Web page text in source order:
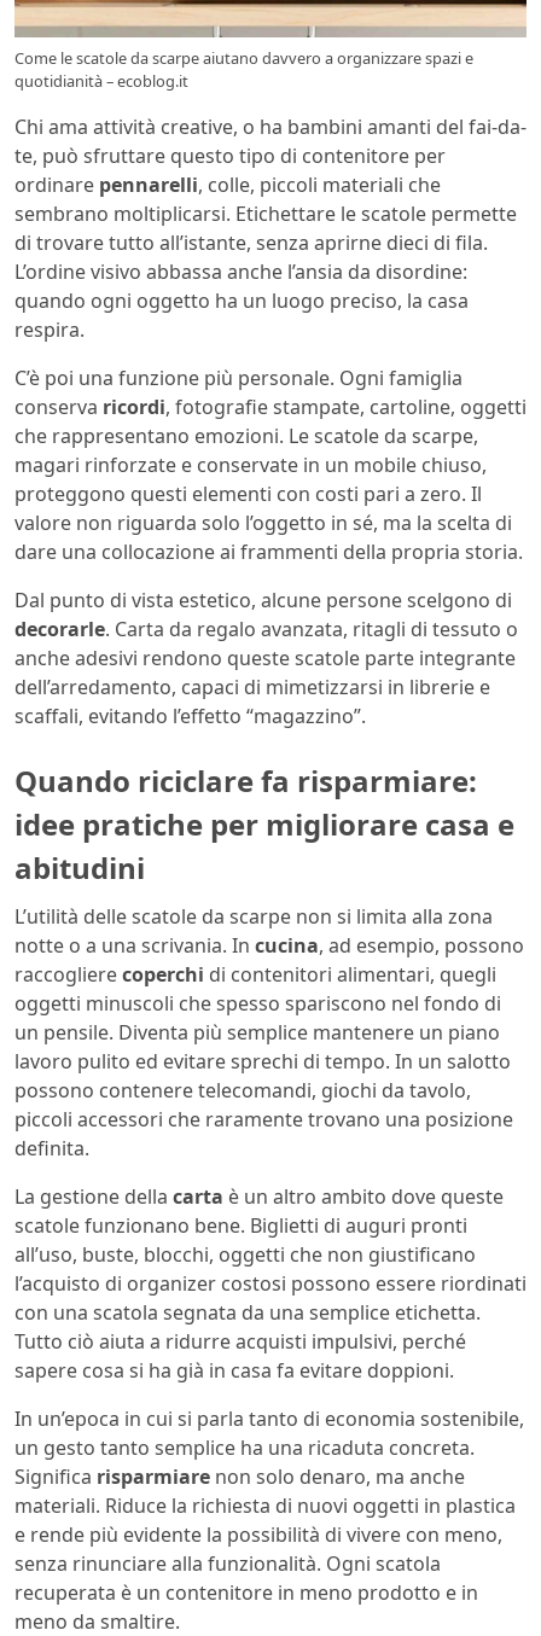
Come le scatole da scarpe aiutano davvero a organizzare spazi e
quotidianità – ecoblog.it
Chi ama attività creative, o ha bambini amanti del fai-da-
te, può sfruttare questo tipo di contenitore per
ordinare pennarelli, colle, piccoli materiali che
sembrano moltiplicarsi. Etichettare le scatole permette
di trovare tutto all’istante, senza aprirne dieci di fila.
L’ordine visivo abbassa anche l’ansia da disordine:
quando ogni oggetto ha un luogo preciso, la casa
respira.
C’è poi una funzione più personale. Ogni famiglia
conserva ricordi, fotografie stampate, cartoline, oggetti
che rappresentano emozioni. Le scatole da scarpe,
magari rinforzate e conservate in un mobile chiuso,
proteggono questi elementi con costi pari a zero. Il
valore non riguarda solo l’oggetto in sé, ma la scelta di
dare una collocazione ai frammenti della propria storia.
Dal punto di vista estetico, alcune persone scelgono di
decorarle. Carta da regalo avanzata, ritagli di tessuto o
anche adesivi rendono queste scatole parte integrante
dell’arredamento, capaci di mimetizzarsi in librerie e
scaffali, evitando l’effetto “magazzino”.
Quando riciclare fa risparmiare:
idee pratiche per migliorare casa e
abitudini
L’utilità delle scatole da scarpe non si limita alla zona
notte o a una scrivania. In cucina, ad esempio, possono
raccoglierecoperchi di contenitori alimentari, quegli
oggetti minuscoli che spesso spariscono nel fondo di
un pensile. Diventa più semplice mantenere un piano
lavoro pulito ed evitare sprechi di tempo. In un salotto
possono contenere telecomandi, giochi da tavolo,
piccoli accessori che raramente trovano una posizione
definita.
La gestione della carta è un altro ambito dove queste
scatole funzionano bene. Biglietti di auguri pronti
all’uso, buste, blocchi, oggetti che non giustificano
l’acquisto di organizer costosi possono essere riordinati
con una scatola segnata da una semplice etichetta.
Tutto ciò aiuta a ridurre acquisti impulsivi, perché
sapere cosa si ha già in casa fa evitare doppioni.
In un’epoca in cui si parla tanto di economia sostenibile,
un gesto tanto semplice ha una ricaduta concreta.
Significa risparmiare non solo denaro, ma anche
materiali. Riduce la richiesta di nuovi oggetti in plastica
e rende più evidente la possibilità di vivere con meno,
senza rinunciare alla funzionalità. Ogni scatola
recuperata è un contenitore in meno prodotto e in
meno da smaltire.